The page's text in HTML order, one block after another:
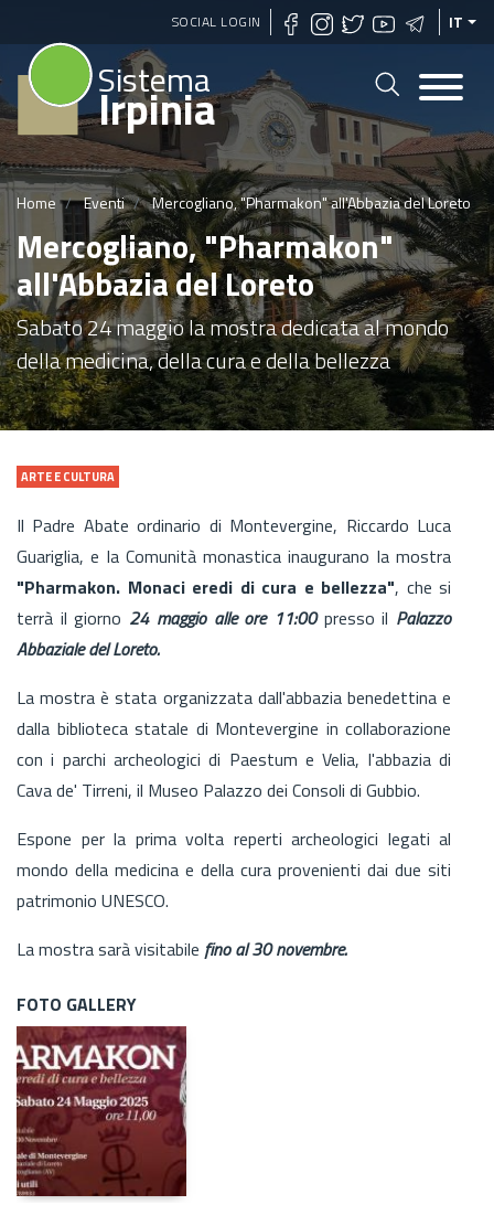
Salta
al
contenuto
principale
SOCIAL LOGIN IT
Sistema
Irpinia
Home Eventi Mercogliano, "Pharmakon" all'Abbazia del Loreto
Mercogliano, "Pharmakon"
all'Abbazia del Loreto
Sabato 24 maggio la mostra dedicata al mondo
della medicina, della cura e della bellezza
ARTE E CULTURA
Il Padre Abate ordinario di Montevergine, Riccardo Luca
Guariglia, e la Comunità monastica inaugurano la mostra
"Pharmakon. Monaci eredi di cura e bellezza", che si
terrà il giorno 24 maggio alle ore 11:00 presso il Palazzo
Abbaziale del Loreto.
La mostra è stata organizzata dall'abbazia benedettina e
dalla biblioteca statale di Montevergine in collaborazione
con i parchi archeologici di Paestum e Velia, l'abbazia di
Cava de' Tirreni, il Museo Palazzo dei Consoli di Gubbio.
Espone per la prima volta reperti archeologici legati al
mondo della medicina e della cura provenienti dai due siti
patrimonio UNESCO.
La mostra sarà visitabile fino al 30 novembre.
FOTO GALLERY